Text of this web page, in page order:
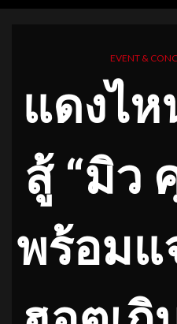
EVENT &
แดงไ
สู้ “มิว
พร้อมแ